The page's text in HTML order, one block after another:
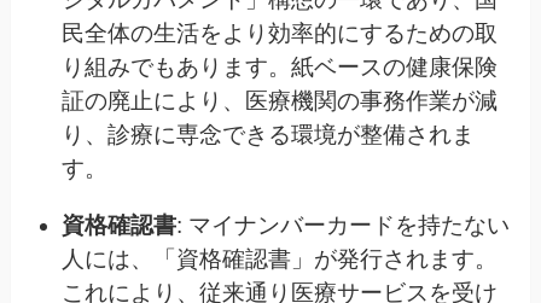
民全体の生活をより効率的にするための取
り組みでもあります。紙ベースの健康保険
証の廃止により、医療機関の事務作業が減
り、診療に専念できる環境が整備されま
す。
資格確認書: マイナンバーカードを持たない
人には、「資格確認書」が発行されます。
これにより、従来通り医療サービスを受け